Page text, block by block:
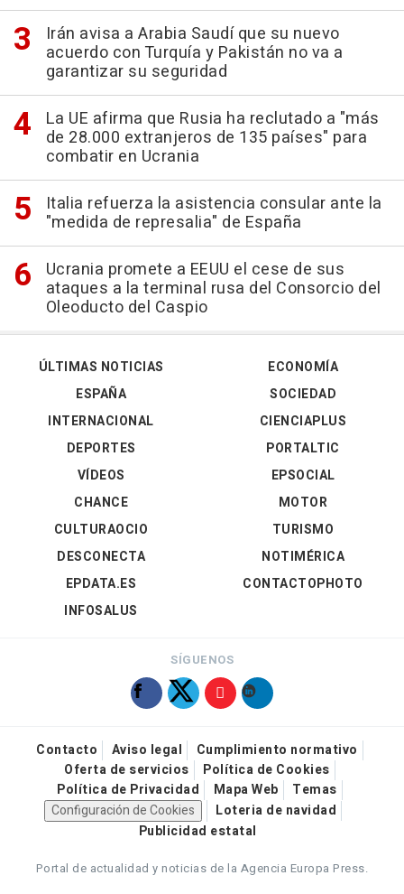
Irán avisa a Arabia Saudí que su nuevo
acuerdo con Turquía y Pakistán no va a
garantizar su seguridad
La UE afirma que Rusia ha reclutado a "más
de 28.000 extranjeros de 135 países" para
combatir en Ucrania
Italia refuerza la asistencia consular ante la
"medida de represalia" de España
Ucrania promete a EEUU el cese de sus
ataques a la terminal rusa del Consorcio del
Oleoducto del Caspio
ÚLTIMAS NOTICIAS
ESPAÑA
INTERNACIONAL
DEPORTES
VÍDEOS
ECONOMÍA
SOCIEDAD
CIENCIAPLUS
PORTALTIC
EPSOCIAL
CHANCE
CULTURAOCIO
DESCONECTA
EPDATA.ES
INFOSALUS
MOTOR
TURISMO
NOTIMÉRICA
CONTACTOPHOTO
SÍGUENOS
Contacto Aviso legal
Cumplimiento normativo
Oferta de servicios
Política de Cookies
Política de Privacidad
Mapa Web
Temas
Configuración de Cookies
Loteria de navidad
Publicidad estatal
Portal de actualidad y noticias de la Agencia Europa Press.